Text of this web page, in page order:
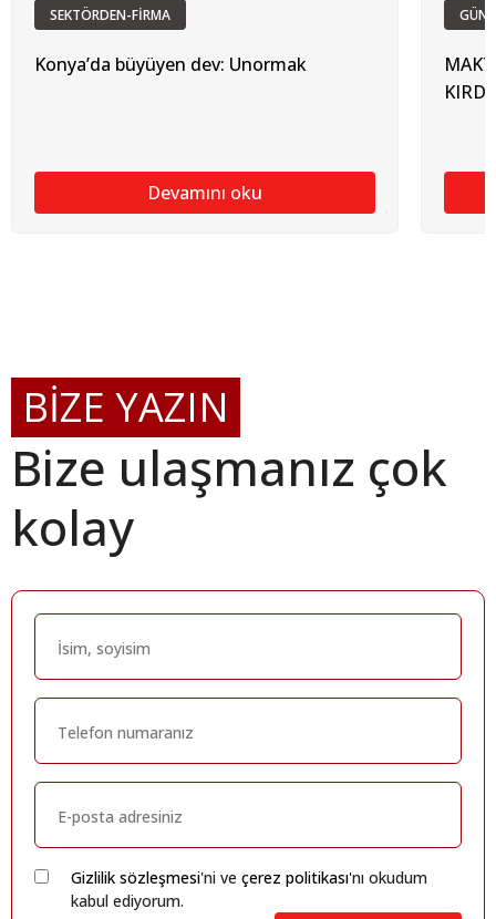
SEKTÖRDEN-FİRMA
Konya’da büyüyen dev: Unormak
Devamını oku
KIRDI
BİZE YAZIN
Bize ulaşmanız çok
kolay
Gizlilik sözleşmesi'ni ve çerez politikası'nı okudum
kabul ediyorum.